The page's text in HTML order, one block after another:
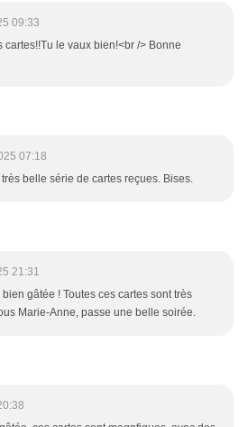
09:33
cartes!!Tu le vaux bien!<br /> Bonne
07:18
belle série de cartes reçues. Bises.
21:31
bien gâtée ! Toutes ces cartes sont très
Marie-Anne, passe une belle soirée.